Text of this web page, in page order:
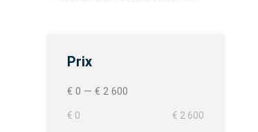
Prix
€ 0 — € 2 600
€ 0 € 2 600